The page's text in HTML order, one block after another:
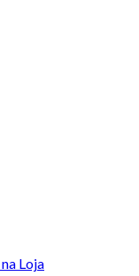
Loja